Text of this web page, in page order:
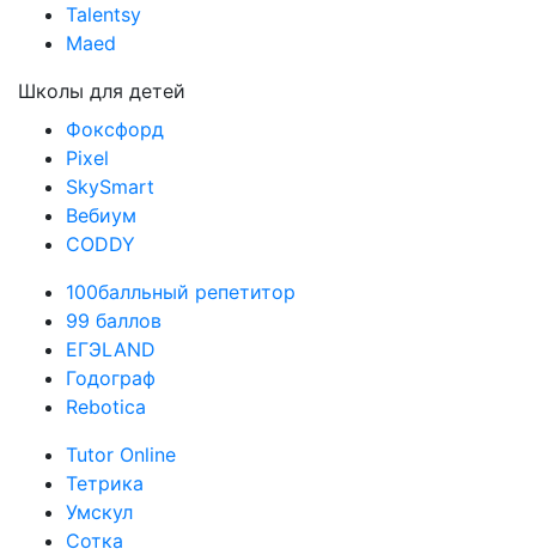
Talentsy
Maed
Школы для детей
Фоксфорд
Pixel
SkySmart
Вебиум
CODDY
100балльный репетитор
99 баллов
ЕГЭLAND
Годограф
Rebotica
Tutor Online
Тетрика
Умскул
Сотка